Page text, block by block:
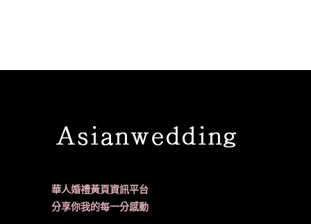
華人婚禮黃頁資訊平台
分享你我的每一分感動